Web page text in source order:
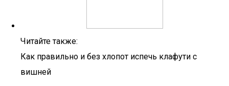
Читайте также:
Как правильно и без хлопот испечь клафути с
вишней